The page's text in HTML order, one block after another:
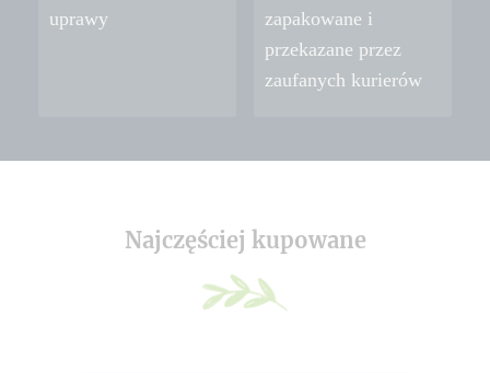
uprawy
zapakowane i
przekazane przez
zaufanych kurierów
Najczęściej kupowane